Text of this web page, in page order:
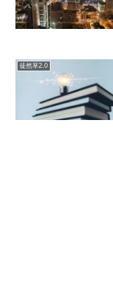
徒然草2.0